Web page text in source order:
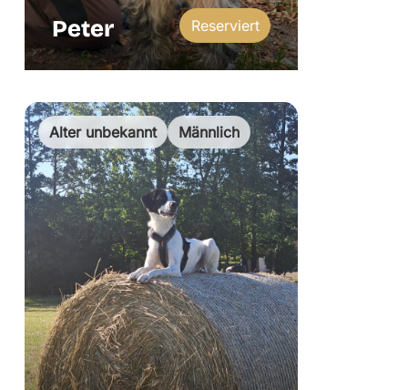
Peter Reserviert
Alter unbekannt Männlich